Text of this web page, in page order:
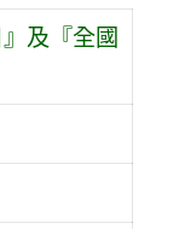
及『全國